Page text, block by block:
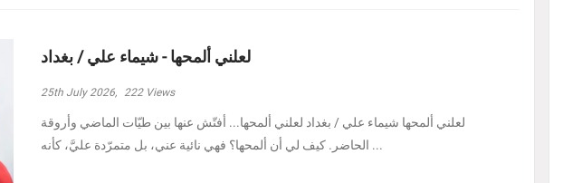
لعلني ألمحها - شيماء علي / بغداد
25th July 2026, 222Views
لعلني ألمحها شيماء علي / بغداد لعلني ألمحها... أفتّش عنها بين طيّات الماضي وأروقة
الحاضر. كيف لي أن ألمحها؟ فهي نائية عني، بل متمرّدة عليَّ، كأنه ...